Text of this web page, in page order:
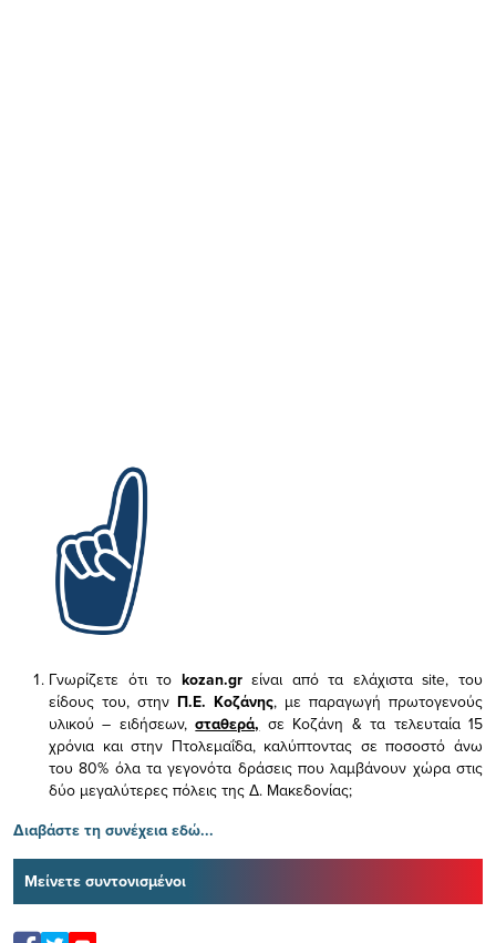
Γνωρίζετε ότι το kozan.gr είναι από τα ελάχισταsite, του
είδους του, στην Π.Ε. Κοζάνης, με παραγωγή πρωτογενούς
υλικού – ειδήσεων,σταθερά, σε Κοζάνη & τα τελευταία 15
χρόνια και στην Πτολεμαΐδα, καλύπτοντας σε ποσοστό άνω
του 80% όλα τα γεγονότα δράσεις που λαμβάνουν χώρα στις
δύο μεγαλύτερες πόλεις της Δ. Μακεδονίας;
Διαβάστε τη συνέχεια εδώ...
Μείνετε συντονισμένοι